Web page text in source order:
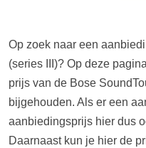
Op zoek naar een
(series III)? Op deze
prijs van de Bose
bijgehouden. Als er een
aanbiedingsprijs hier dus
Daarnaast kun je hier de